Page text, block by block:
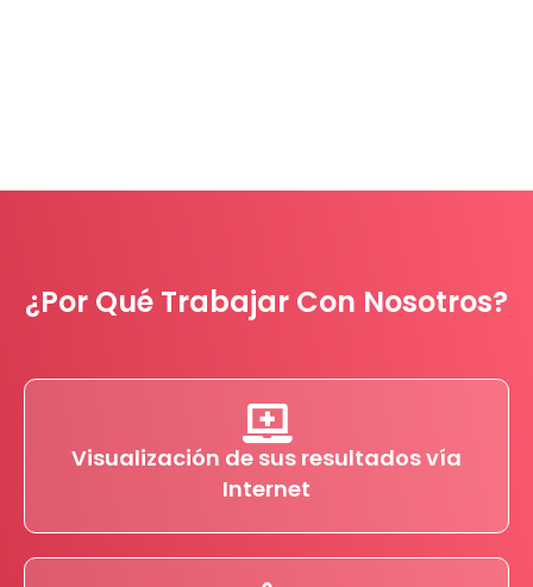
¿Por Qué Trabajar Con Nosotros?
Visualización de sus resultados vía
Internet